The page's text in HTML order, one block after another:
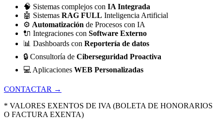
🧠 Sistemas complejos con IA Integrada
🤖 Sistemas RAG FULL Inteligencia Artificial
⚙️ Automatización de Procesos con IA
🔌 Integraciones con Software Externo
📊 Dashboards con Reportería de datos
🔒 Consultoría de Ciberseguridad Proactiva
💻 Aplicaciones WEB Personalizadas
CONTACTAR →
* VALORES EXENTOS DE IVA (BOLETA DE HONORARIOS
O FACTURA EXENTA)